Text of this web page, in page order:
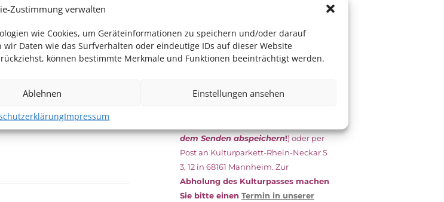
Zustimmung verwalten
wie Cookies, um Geräteinformationen zu speichern und/oder darauf
Daten wie das Surfverhalten oder eindeutige IDs auf dieser Website
können bestimmte Merkmale und Funktionen beeinträchtigt werden.
Ablehnen Einstellungen ansehen
Impressum
esunterschriebenzusammen mit
dem aktuellen
(Bürgergeld/
das Kulturparkett zurück: Per E-Mail
dem Senden abspeichern!) oder per
Post an Kulturparkett-Rhein-Neckar S
3, 12 in 68161 Mannheim. Zur
Abholung des Kulturpasses machen
Sie bitte einen Termin in unserer